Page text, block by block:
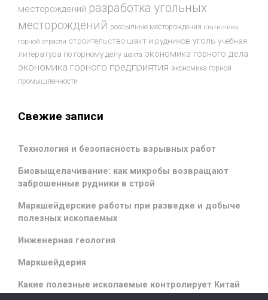
месторождений разработка угольных
месторождений россыпные месторождения статистика
горной отрасли строительство шахт и рудников уголь учебная
литература по горному делу шахта экономика горного дела
экономика горного предприятия экономика горной
промышленности
Свежие записи
Технология и безопасность взрывных работ
Биовыщелачивание: как микробы возвращают
заброшенные рудники в строй
Маркшейдерские работы при разведке и добыче
полезных ископаемых
Инженерная геология
Маркшейдерия
Какие полезные ископаемые контролирует Китай